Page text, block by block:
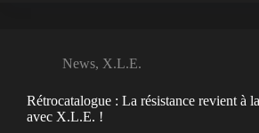
News, X.L.E.
Rétrocatalogue : La résistance revient à
avec X.L.E. !